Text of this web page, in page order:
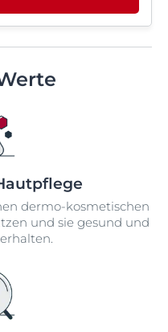
dermo-kosmetischen
und sie gesund und